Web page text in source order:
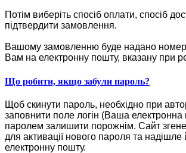
Потім виберіть спосіб оплати, спосіб
підтвердити замовлення.
Вашому замовленню буде надано
Вам на електронну пошту, вказану при
Що робити, якщо забули пароль?
Щоб скинути пароль, необхідно при
заповнити поле логін (Ваша
паролем залишити порожнім. Сайт
для активації нового пароля та
електронну пошту.